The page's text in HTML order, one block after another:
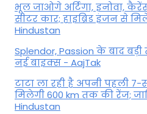
भूल जाओगे अर्टिगा, इनोवा,
सीटर कार; हाइब्रिड इंजन से
Hindustan
Splendor, Passion के बाद बड़ी
नई बाइक्स - AajTak
टाटा ला रही है अपनी पहली 7-
मिलेगी 600 km तक की रेंज;
Hindustan